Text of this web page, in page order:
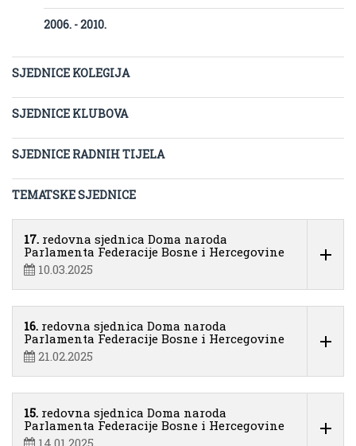
2006. - 2010.
SJEDNICE KOLEGIJA
SJEDNICE KLUBOVA
SJEDNICE RADNIH TIJELA
TEMATSKE SJEDNICE
17. redovna sjednica Doma naroda
Parlamenta Federacije Bosne i Hercegovine
10.03.2025
16. redovna sjednica Doma naroda
Parlamenta Federacije Bosne i Hercegovine
21.02.2025
15. redovna sjednica Doma naroda
Parlamenta Federacije Bosne i Hercegovine
14.01.2025